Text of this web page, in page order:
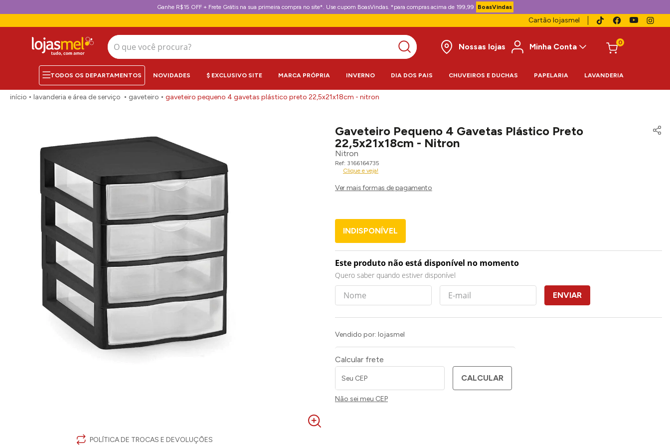
Ganhe R$15 OFF + Frete Grátis na sua primeira compra no site*. Use cupom BoasVindas. *para compras acima de 199,99 BoasVindas
Cartão lojasmel
O que você procura?
Nossas lojas
Minha Conta 0
NOVIDADES $ EXCLUSIVO SITE MARCA PRÓPRIA INVERNO DIA DOS PAIS CHUVEIROS E DUCHAS PAPELARIA LAVANDERIA
lavanderia e área de serviço gaveteiro gaveteiro pequeno 4 gavetas plástico preto 22,5x21x18cm - nitron
POLÍTICA DE TROCAS E DEVOLUÇÕES
Gaveteiro Pequeno 4 Gavetas Plástico Preto
22,5x21x18cm - Nitron
Nitron
3166164735
Clique e veja!
INDISPONÍVEL
Este produto não está disponível no momento
Quero saber quando estiver disponível
ENVIAR
Vendido por: lojasmel
Calcular frete
CALCULAR
Não sei meu CEP